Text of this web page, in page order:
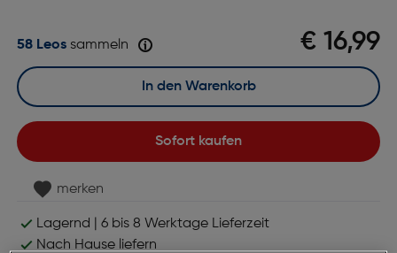
€ 16,99
58 Leossammeln
Sofort kaufen
In den Warenkorb
merken
Lagernd | 6 bis 8 Werktage Lieferzeit
Nach Hause liefern